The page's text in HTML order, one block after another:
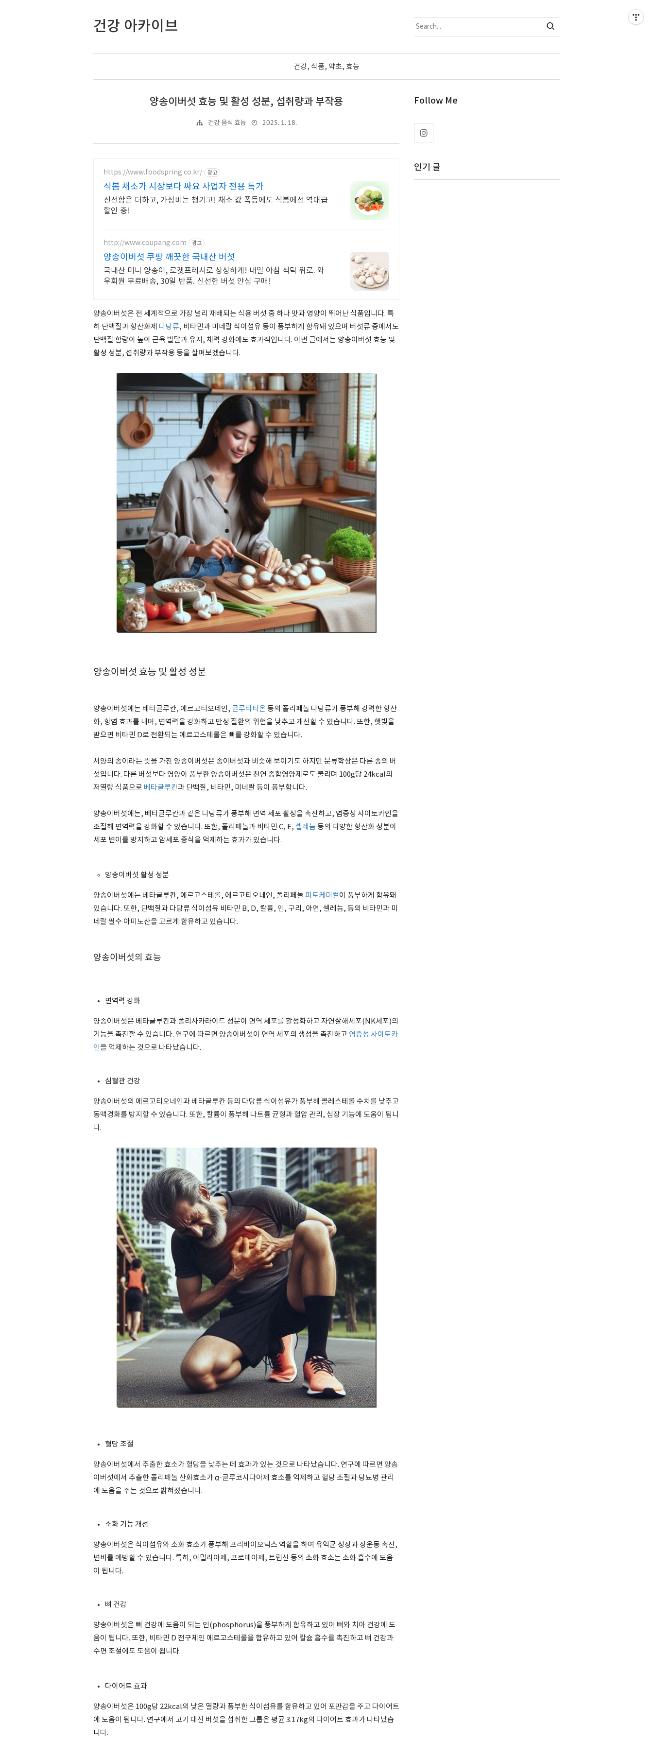
건강 아카이브
건강, 식품, 약초, 효능
양송이버섯 효능 및 활성 성분, 섭취량과 부작용
건강 음식 효능 2025. 1. 18.
https://www.foodspring.co.kr/ 광고
식봄 채소가 시장보다 싸요 사업자 전용 특가
신선함은 더하고, 가성비는 챙기고! 채소 값 폭등에도 식봄에선 역대급
할인 중!
http://www.coupang.com 광고
양송이버섯 쿠팡 깨끗한 국내산 버섯
국내산 미니 양송이, 로켓프레시로 싱싱하게! 내일 아침 식탁 위로. 와
우회원 무료배송, 30일 반품. 신선한 버섯 안심 구매!
양송이버섯은 전 세계적으로 가장 널리 재배되는 식용 버섯 중 하나 맛과 영양이 뛰어난 식품입니다. 특
히 단백질과 항산화제 다당류, 비타민과 미네랄 식이섬유 등이 풍부하게 함유돼 있으며 버섯류 중에서도
단백질 함량이 높아 근육 발달과 유지, 체력 강화에도 효과적입니다. 이번 글에서는 양송이버섯 효능 및
활성 성분, 섭취량과 부작용 등을 살펴보겠습니다.
양송이버섯 효능 및 활성 성분
양송이버섯에는 베타글루칸, 에르고티오네인, 글루타티온 등의 폴리페놀 다당류가 풍부해 강력한 항산
화, 항염 효과를 내며, 면역력을 강화하고 만성 질환의 위험을 낮추고 개선할 수 있습니다. 또한, 햇빛을
받으면 비타민 D로 전환되는 에르고스테롤은 뼈를 강화할 수 있습니다.
서양의 송이라는 뜻을 가진 양송이버섯은 송이버섯과 비슷해 보이기도 하지만 분류학상은 다른 종의 버
섯입니다. 다른 버섯보다 영양이 풍부한 양송이버섯은 천연 종합영양제로도 불리며 100g당 24kcal의
저열량 식품으로 베타글루칸과 단백질, 비타민, 미네랄 등이 풍부합니다.
양송이버섯에는, 베타글루칸과 같은 다당류가 풍부해 면역 세포 활성을 촉진하고, 염증성 사이토카인을
조절해 면역력을 강화할 수 있습니다. 또한, 폴리페놀과 비타민 C, E, 셀레늄 등의 다양한 항산화 성분이
세포 변이를 방지하고 암세포 증식을 억제하는 효과가 있습니다.
양송이버섯 활성 성분
양송이버섯에는 베타글루칸, 에르고스테롤, 에르고티오네인, 폴리페놀 피토케미컬이 풍부하게 함유돼
있습니다. 또한, 단백질과 다당류 식이섬유 비타민 B, D, 칼륨, 인, 구리, 아연, 셀레늄, 등의 비타민과 미
네랄 필수 아미노산을 고르게 함유하고 있습니다.
양송이버섯의 효능
면역력 강화
양송이버섯은 베타글루칸과 폴리사카라이드 성분이 면역 세포를 활성화하고 자연살해세포(NK세포)의
기능을 촉진할 수 있습니다. 연구에 따르면 양송이버섯이 면역 세포의 생성을 촉진하고 염증성 사이토카
인을 억제하는 것으로 나타났습니다.
심혈관 건강
양송이버섯의 에르고티오네인과 베타글루칸 등의 다당류 식이섬유가 풍부해 콜레스테롤 수치를 낮추고
동맥경화를 방지할 수 있습니다. 또한, 칼륨이 풍부해 나트륨 균형과 혈압 관리, 심장 기능에 도움이 됩니
다.
혈당 조절
양송이버섯에서 추출한 효소가 혈당을 낮추는 데 효과가 있는 것으로 나타났습니다. 연구에 따르면 양송
이버섯에서 추출한 폴리페놀 산화효소가 α-글루코시다아제 효소를 억제하고 혈당 조절과 당뇨병 관리
에 도움을 주는 것으로 밝혀졌습니다.
소화 기능 개선
양송이버섯은 식이섬유와 소화 효소가 풍부해 프리바이오틱스 역할을 하여 유익균 성장과 장운동 촉진,
변비를 예방할 수 있습니다. 특히, 아밀라아제, 프로테아제, 트립신 등의 소화 효소는 소화 흡수에 도움
이 됩니다.
뼈 건강
양송이버섯은 뼈 건강에 도움이 되는 인(phosphorus)을 풍부하게 함유하고 있어 뼈와 치아 건강에 도
움이 됩니다. 또한, 비타민 D 전구체인 에르고스테롤을 함유하고 있어 칼슘 흡수를 촉진하고 뼈 건강과
수면 조절에도 도움이 됩니다.
다이어트 효과
양송이버섯은 100g당 22kcal의 낮은 열량과 풍부한 식이섬유를 함유하고 있어 포만감을 주고 다이어트
에 도움이 됩니다. 연구에서 고기 대신 버섯을 섭취한 그룹은 평균 3.17kg의 다이어트 효과가 나타났습
니다.
Follow Me
인기 글